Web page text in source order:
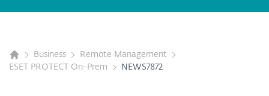
Business
Remote Management
ESET PROTECT On-Prem
NEWS7872